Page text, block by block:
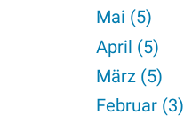
Mai (5)
April (5)
März (5)
Februar (3)